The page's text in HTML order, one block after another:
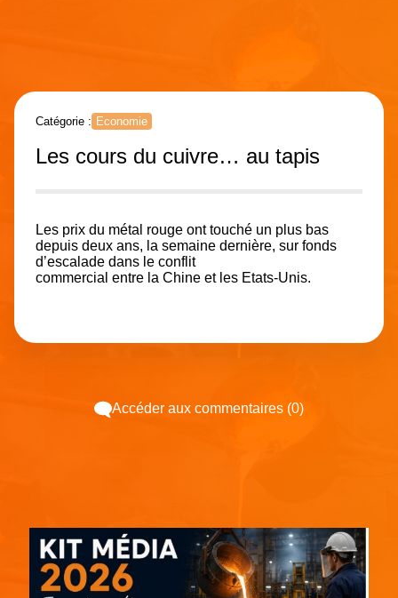
Catégorie : Economie
Les cours du cuivre… au tapis
Les prix du métal rouge ont touché un plus bas
depuis deux ans, la semaine dernière, sur fonds
d’escalade dans le conflit
commercial entre la Chine et les Etats-Unis.
Accéder aux commentaires (0)